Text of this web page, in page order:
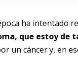
ha intentado
que estoy de
un cáncer y, en